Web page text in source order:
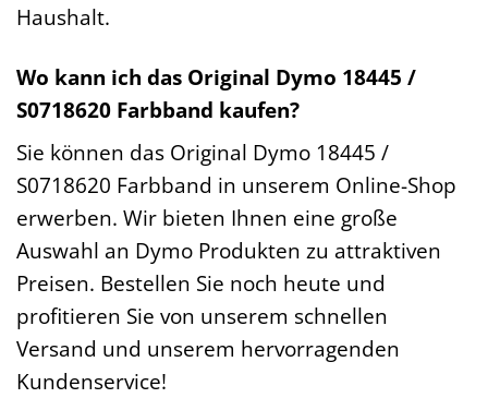
Haushalt.
Wo kann ich das Original Dymo 18445 /
S0718620 Farbband kaufen?
Sie können das Original Dymo 18445 /
S0718620 Farbband in unserem Online-Shop
erwerben. Wir bieten Ihnen eine große
Auswahl an Dymo Produkten zu attraktiven
Preisen. Bestellen Sie noch heute und
profitieren Sie von unserem schnellen
Versand und unserem hervorragenden
Kundenservice!